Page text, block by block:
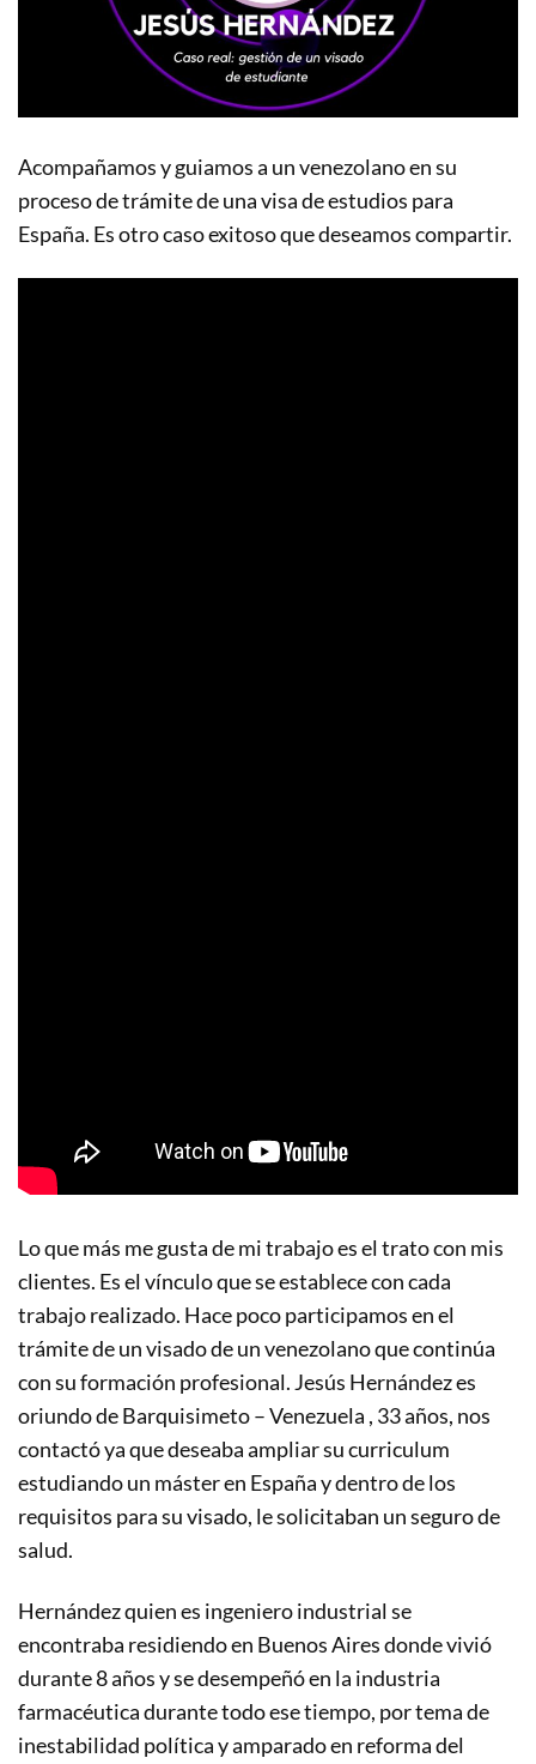
Acompañamos y guiamos a un venezolano en su
proceso de trámite de una visa de estudios para
España. Es otro caso exitoso que deseamos compartir.
Lo que más me gusta de mi trabajo es el trato con mis
clientes. Es el vínculo que se establece con cada
trabajo realizado. Hace poco participamos en el
trámite de un visado de un venezolano que continúa
con su formación profesional. Jesús Hernández es
oriundo de Barquisimeto – Venezuela , 33 años, nos
contactó ya que deseaba ampliar su curriculum
estudiando un máster en España y dentro de los
requisitos para su visado, le solicitaban unseguro de
salud.
Hernández quien es ingeniero industrial se
encontraba residiendo en Buenos Aires donde vivió
durante 8 años y se desempeñó en la industria
farmacéutica durante todo ese tiempo, por tema de
inestabilidad política y amparado en reforma del